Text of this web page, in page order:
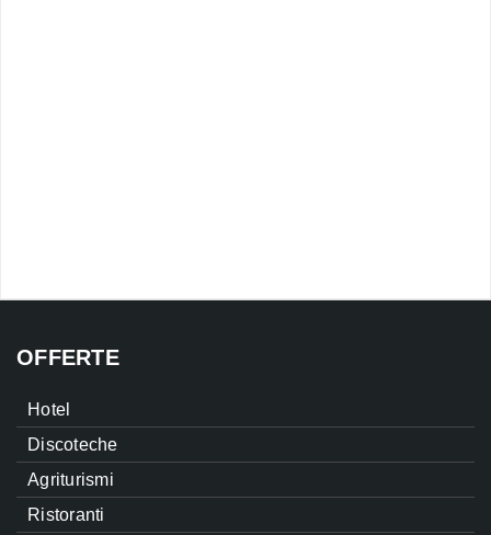
OFFERTE
Hotel
Discoteche
Agriturismi
Ristoranti